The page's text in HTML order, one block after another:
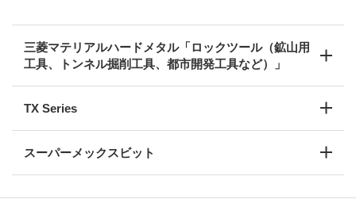
三菱マテリアルハードメタル「ロックツール（鉱山用
工具、トンネル掘削工具、都市開発工具など）」
TX Series
スーパーメックスビット